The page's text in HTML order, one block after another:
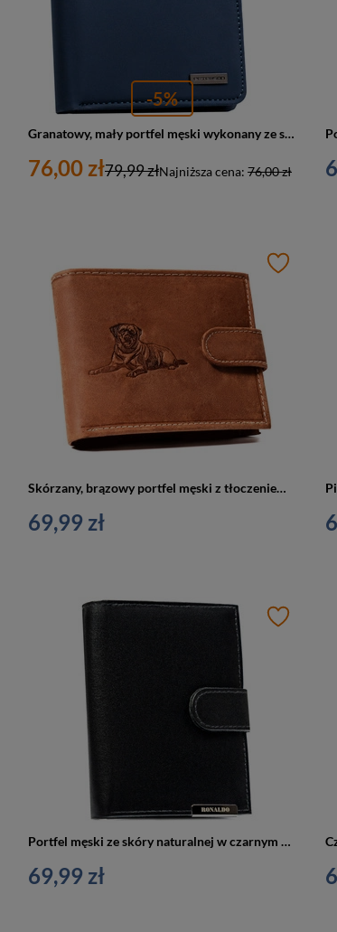
-5%
Granatowy, mały portfel męski wykonany ze skóry ekologicznej - Peterson
76,00 zł Najniższa cena: 76,00 zł
79,99 zł
Skórzany, brązowy portfel męski z tłoczeniem na froncie przedstawiającym psa
69,99 zł
Portfel męski ze skóry naturalnej w czarnym kolorze zapinany na zatrzask - Ronaldo
69,99 zł